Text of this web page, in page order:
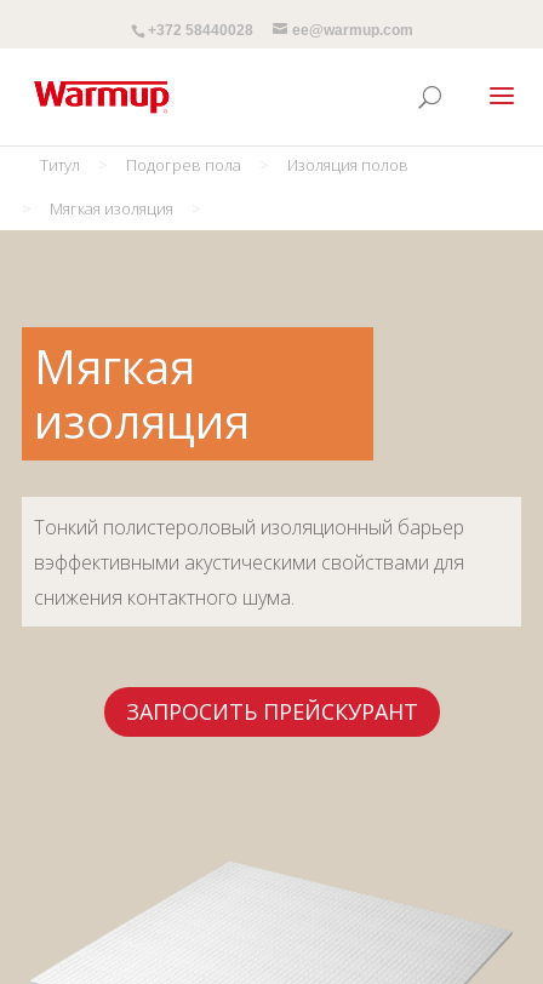
+372 58440028 ee@warmup.com
Титул > Подогрев пола >
Изоляция полов
>
Мягкая изоляция >
Мягкая
изоляция
Тонкий полистероловый изоляционный барьер
вэффективными акустическими свойствами для
снижения контактного шума.
ЗАПРОСИТЬ ПРЕЙСКУРАНТ